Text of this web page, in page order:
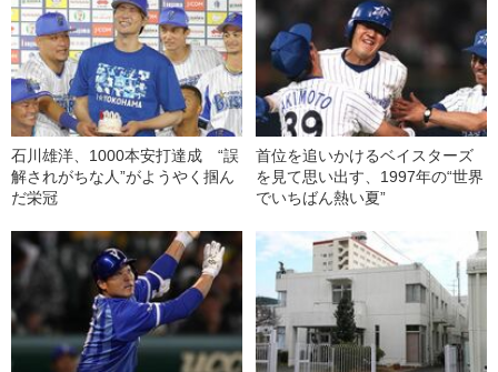
石川雄洋、1000本安打達成 “誤
解されがちな人”がようやく掴ん
だ栄冠
首位を追いかけるベイスターズ
を見て思い出す、1997年の“世界
でいちばん熱い夏”